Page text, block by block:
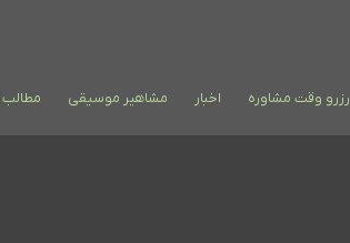
رزرو وقت مشاوره اخبار مشاهیر موسیقی